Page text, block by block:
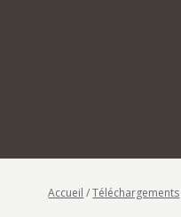
Accueil /Téléchargements